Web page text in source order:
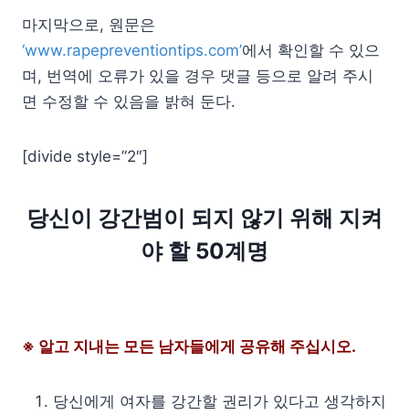
마지막으로, 원문은
‘www.rapepreventiontips.com’에서 확인할 수 있으
며, 번역에 오류가 있을 경우 댓글 등으로 알려 주시
면 수정할 수 있음을 밝혀 둔다.
[divide style=”2″]
당신이 강간범이 되지 않기 위해 지켜
야 할 50계명
※ 알고 지내는 모든 남자들에게 공유해 주십시오.
당신에게 여자를 강간할 권리가 있다고 생각하지